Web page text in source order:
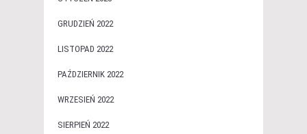
GRUDZIEŃ 2022
LISTOPAD 2022
PAŹDZIERNIK 2022
WRZESIEŃ 2022
SIERPIEŃ 2022